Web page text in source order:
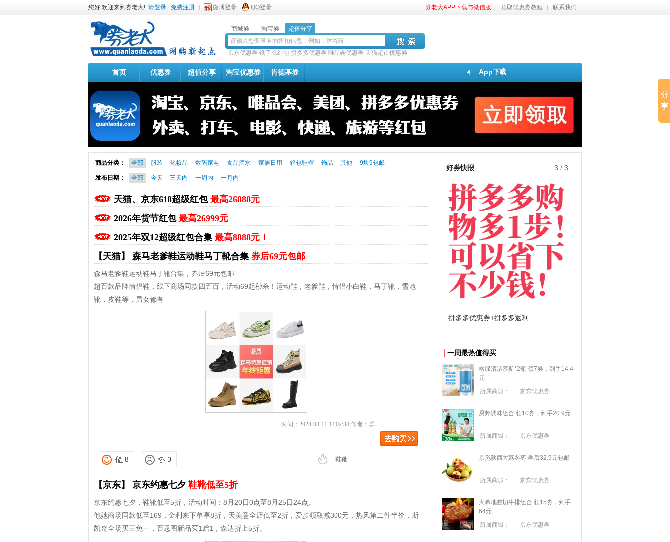
您好 欢迎来到券老大! 请登录 免费注册 微博登录 QQ登录 券老大APP下载与微信版 领取优惠券教程 联系我们
商城券 淘宝券 超值分享
京东优惠券 饿了么红包 拼多多优惠券 唯品会优惠券 天猫超市优惠券
App下载
首页 优惠券 超值分享 淘宝优惠券 肯德基券
商品分类： 全部 服装 化妆品 数码家电 食品酒水 家居日用 箱包鞋帽 饰品 其他 9块9包邮
发布日期： 全部 今天 三天内 一周内 一月内
天猫、京东618超级红包 最高26888元
2026年货节红包 最高26999元
2025年双12超级红包合集 最高8888元！
【天猫】 森马老爹鞋运动鞋马丁靴合集 券后69元包邮
森马老爹鞋运动鞋马丁靴合集，券后69元包邮
超百款品牌情侣鞋，线下商场同款四五百，活动69起秒杀！运动鞋，老爹鞋，情侣小白鞋，马丁靴，雪地
靴，皮鞋等，男女都有
时间：2024-03-11 14:02:38 作者：群
8 0 鞋靴
【京东】 京东约惠七夕 鞋靴低至5折
京东约惠七夕，鞋靴低至5折，活动时间：8月20日0点至8月25日24点。
他她商场同款低至169，金利来下单享8折，天美意全店低至2折，爱步领取减300元，热风第二件半价，斯
凯奇全场买三免一，百思图新品买1赠1，森达折上5折。
好券快报 3 / 3
拼多多优惠券+拼多多返利
一周最热值得买
格绿清洁慕斯*2瓶 领7券，到手14.4
元
所属商城：
京东优惠券
厨邦调味组合 领10券，到手20.9元
所属商城： 京东优惠券
京觅陕西大荔冬枣 券后32.9元包邮
所属商城： 京东优惠券
大希地整切牛排组合 领15券，到手
64元
所属商城：
京东优惠券